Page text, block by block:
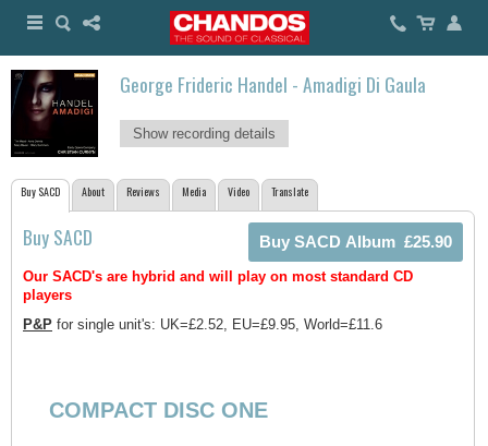
George Frideric Handel - Amadigi Di Gaula
Show recording details
Buy SACD About Reviews Media Video Translate
Buy SACD
Our SACD's are hybrid and will play on most standard CD
players
P&P for single unit's: UK=£2.52, EU=£9.95, World=£11.6
COMPACT DISC ONE